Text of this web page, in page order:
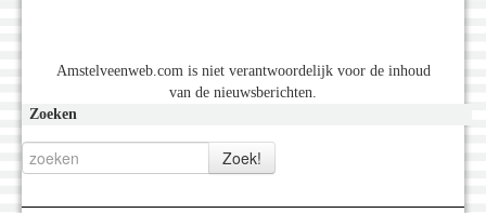
Amstelveenweb.com is niet verantwoordelijk voor de inhoud
van de nieuwsberichten.
Zoeken